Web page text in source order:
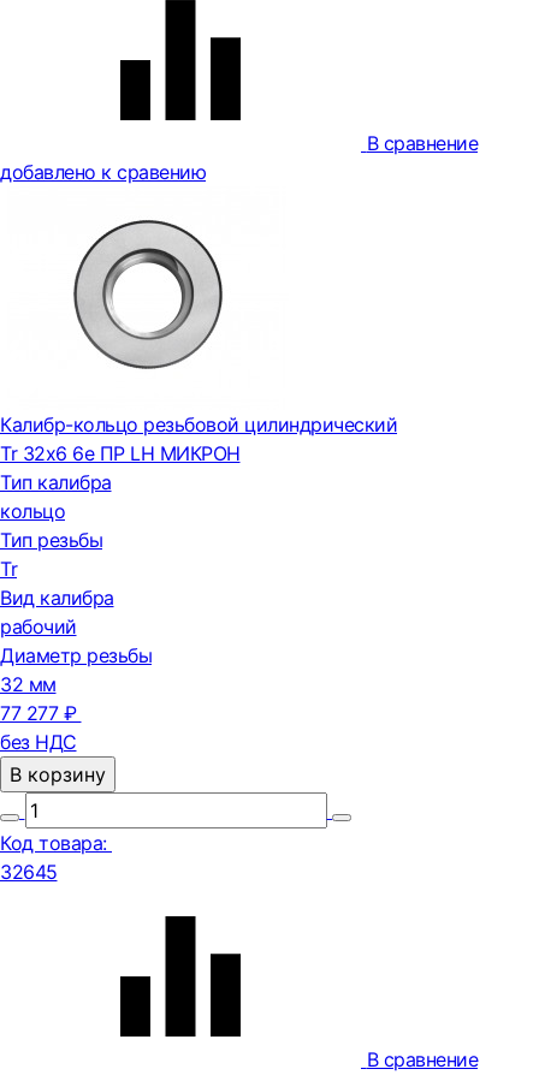
В сравнение
добавлено к сравению
Калибр-кольцо резьбовой цилиндрический
Tr 32х6 6e ПР LH МИКРОН
Тип калибра
кольцо
Тип резьбы
Tr
Вид калибра
рабочий
Диаметр резьбы
32 мм
77 277 ₽
без НДС
В корзину
Код товара:
32645
В сравнение